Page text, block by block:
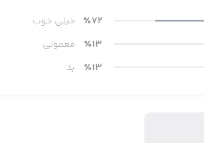
٪72
خیلی خوب
٪13
معمولی
٪13 بد